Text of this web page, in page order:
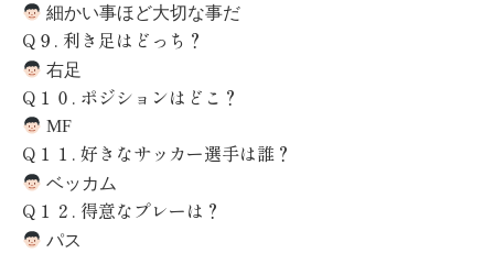
細かい事ほど大切な事だ
Q ９ . 利き足はどっち？
右足
Q １０ . ポジションはどこ？
MF
Q １１ . 好きなサッカー選手は誰？
ベッカム
Q １２ . 得意なプレーは？
パス